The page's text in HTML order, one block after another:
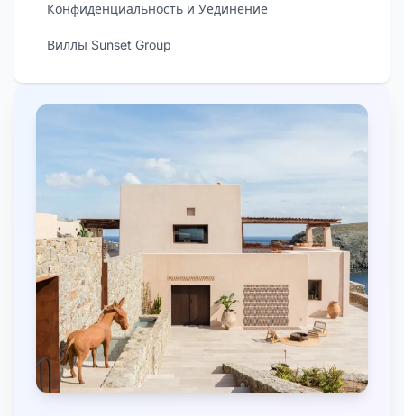
Конфиденциальность и Уединение
Виллы Sunset Group